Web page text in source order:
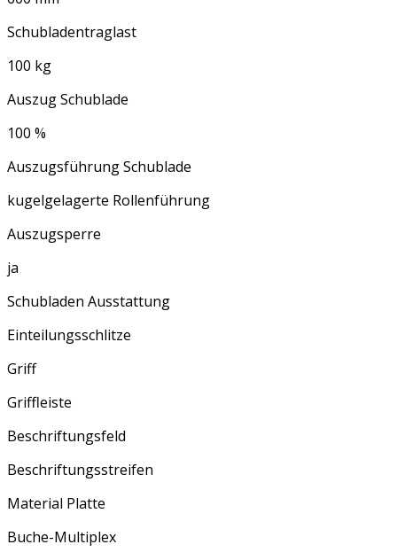
Schubladentraglast
100 kg
Auszug Schublade
100 %
Auszugsführung Schublade
kugelgelagerte Rollenführung
Auszugsperre
ja
Schubladen Ausstattung
Einteilungsschlitze
Griff
Griffleiste
Beschriftungsfeld
Beschriftungsstreifen
Material Platte
Buche-Multiplex